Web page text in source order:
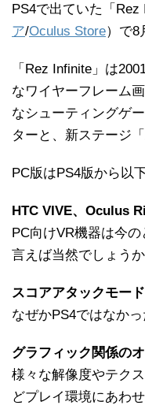
PS4で出ていた「Rez
ア/Oculus Store）で8
「Rez Infinite」は
なワイヤーフレーム
なシューティングゲ
ターと、新ステージ
PC版はPS4版から以
HTC VIVE、Oculus
PC向けVR機器は今
言えば当然でしょうか
スコアアタックモー
なぜかPS4ではなかっ
グラフィック関係の
様々な解像度やテク
どプレイ環境にあわ